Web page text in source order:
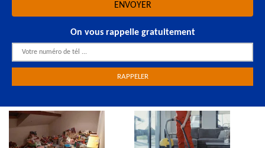
On vous rappelle gratuitement